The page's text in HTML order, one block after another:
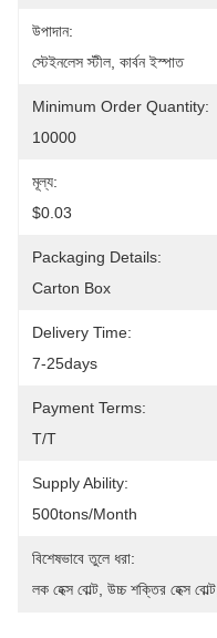
উপাদান:
স্টেইনলেস স্টীল, কার্বন ইস্পাত
Minimum Order Quantity:
10000
মূল্য:
$0.03
Packaging Details:
Carton Box
Delivery Time:
7-25days
Payment Terms:
T/T
Supply Ability:
500tons/Month
বিশেষভাবে তুলে ধরা:
লক হেক্স বোল্ট উচ্চ শক্তির হেক্স বোল্ট